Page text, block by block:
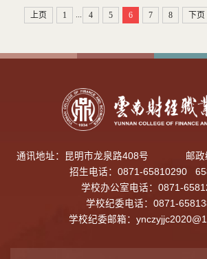
上页 1 ... 4 5 6 7 8 下页
通讯地址：昆明市龙泉路408号
邮
招生电话：0871-65810290
学校办公室电话：0871-
学校纪委电话：0871-
学校纪委邮箱：